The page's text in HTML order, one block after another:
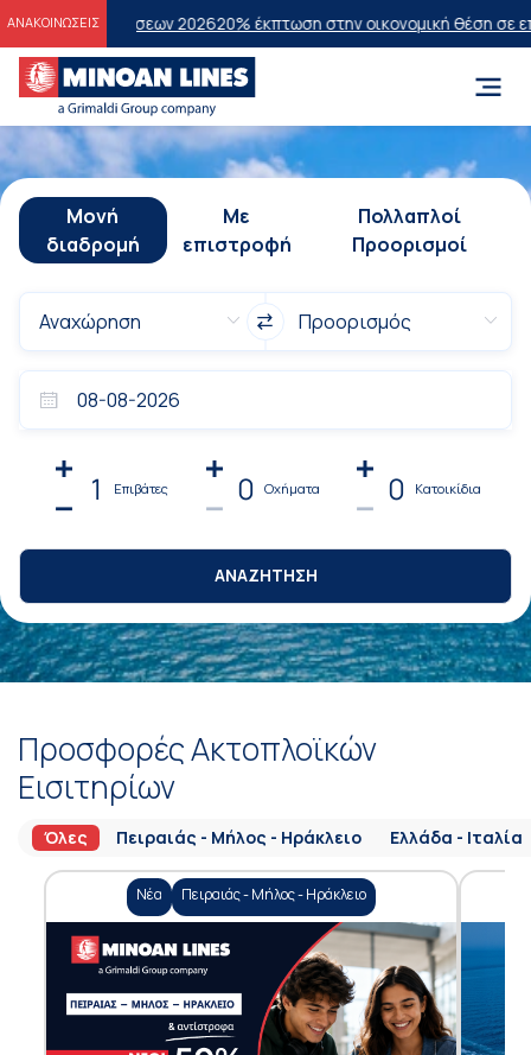
ΑΝΑΚΟΙΝΩΣΕΙΣ
2026 20% έκπτωση στην οικονομική θέση σε επιλεγμένα
Μονή
διαδρομή
Με
επιστροφή
Πολλαπλοί
Προορισμοί
1 Επιβάτες 0 Οχήματα 0 Κατοικίδια
ΑΝΑΖΗΤΗΣΗ
Προσφορές Ακτοπλοϊκών
Εισιτηρίων
Όλες Πειραιάς - Μήλος - Ηράκλειο Ελλάδα - Ιταλία
Νέα Πειραιάς - Μήλος - Ηράκλειο